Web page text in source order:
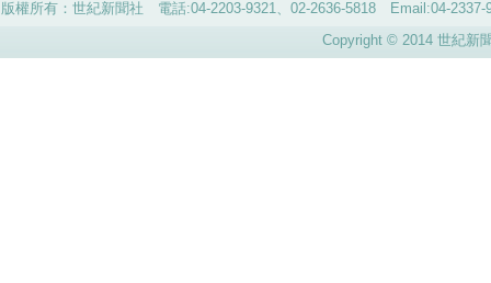
版權所有：世紀新聞社 電話:04-2203-9321、02-2636-5818 Email:04-
Copyright © 2014 世紀新